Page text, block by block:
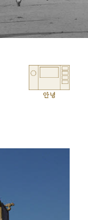
안녕